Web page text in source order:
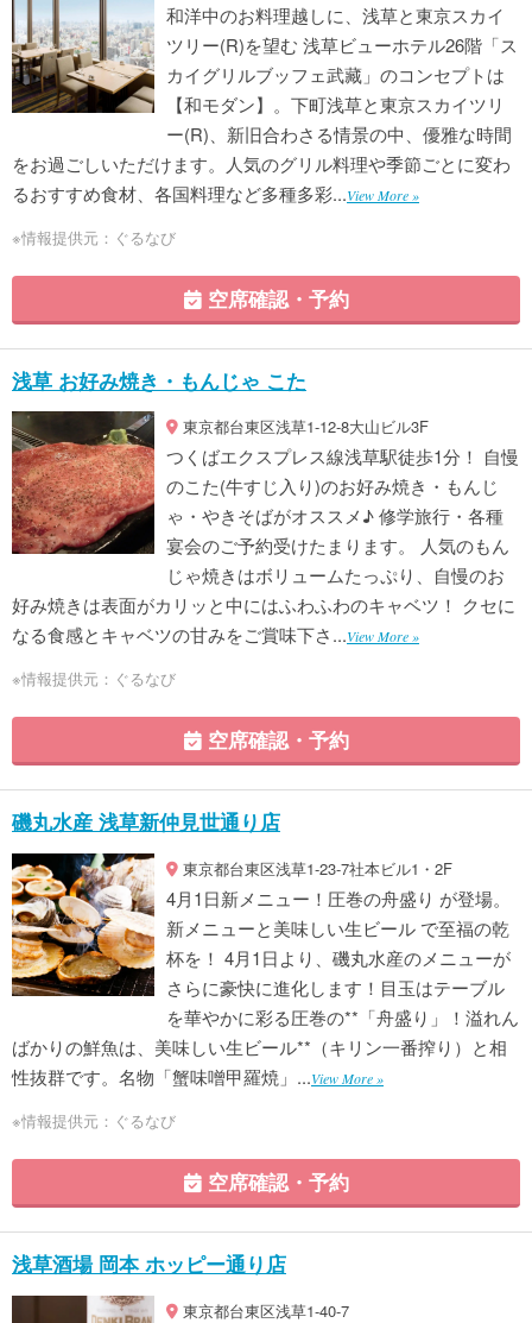
和洋中のお料理越しに、浅草と東京スカイ
ツリー(R)を望む 浅草ビューホテル26階「ス
カイグリルブッフェ武藏」のコンセプトは
【和モダン】。下町浅草と東京スカイツリ
ー(R)、新旧合わさる情景の中、優雅な時間
をお過ごしいただけます。人気のグリル料理や季節ごとに変わ
るおすすめ食材、各国料理など多種多彩...View More »
※情報提供元：ぐるなび
空席確認・予約
浅草 お好み焼き・もんじゃ こた
東京都台東区浅草1-12-8大山ビル3F
つくばエクスプレス線浅草駅徒歩1分！ 自慢
のこた(牛すじ入り)のお好み焼き・もんじ
ゃ・やきそばがオススメ♪ 修学旅行・各種
宴会のご予約受けたまります。 人気のもん
じゃ焼きはボリュームたっぷり、自慢のお
好み焼きは表面がカリッと中にはふわふわのキャベツ！ クセに
なる食感とキャベツの甘みをご賞味下さ...View More »
※情報提供元：ぐるなび
空席確認・予約
磯丸水産 浅草新仲見世通り店
東京都台東区浅草1-23-7社本ビル1・2F
4月1日新メニュー！圧巻の舟盛り が登場。
新メニューと美味しい生ビール で至福の乾
杯を！ 4月1日より、磯丸水産のメニューが
さらに豪快に進化します！目玉はテーブル
を華やかに彩る圧巻の**「舟盛り」！溢れん
ばかりの鮮魚は、美味しい生ビール**（キリン一番搾り）と相
性抜群です。名物「蟹味噌甲羅焼」...View More »
※情報提供元：ぐるなび
空席確認・予約
浅草酒場 岡本 ホッピー通り店
東京都台東区浅草1-40-7